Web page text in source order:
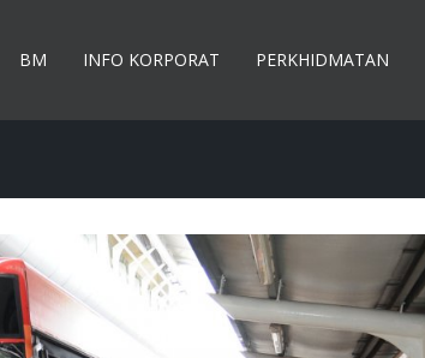
BM INFO KORPORAT PERKHIDMATAN